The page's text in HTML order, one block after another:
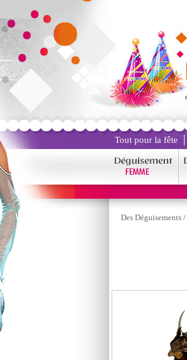
Tout pour la fête
Des Déguisements /